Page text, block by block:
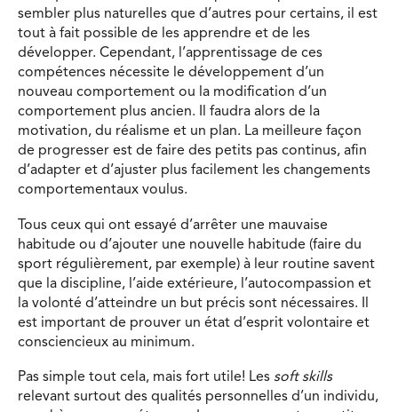
sembler plus naturelles que d’autres pour certains, il est
tout à fait possible de les apprendre et de les
développer. Cependant, l’apprentissage de ces
compétences nécessite le développement d’un
nouveau comportement ou la modification d’un
comportement plus ancien. Il faudra alors de la
motivation, du réalisme et un plan. La meilleure façon
de progresser est de faire des petits pas continus, afin
d’adapter et d’ajuster plus facilement les changements
comportementaux voulus.
Tous ceux qui ont essayé d’arrêter une mauvaise
habitude ou d’ajouter une nouvelle habitude (faire du
sport régulièrement, par exemple) à leur routine savent
que la discipline, l’aide extérieure, l’autocompassion et
la volonté d’atteindre un but précis sont nécessaires. Il
est important de prouver un état d’esprit volontaire et
consciencieux au minimum.
Pas simple tout cela, mais fort utile! Les soft skills
relevant surtout des qualités personnelles d’un individu,